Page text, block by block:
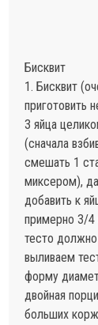
Бисквит
1. Бисквит
приготовить
3 яйца
(сначала
смешать 1
миксером),
добавить к
примерно 3/4
тесто
выливаем
форму
двойная
больших